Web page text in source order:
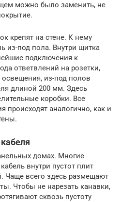
можно было заменить, не
крепят на стене. К нему
из-под пола. Внутри щитка
подключения к
ответвлений на розетки,
из-под полов
длиной 200 мм. Здесь
коробки. Все
происходят аналогично, как и
домах. Многие
внутри пустот плит
Чаще всего здесь размещают
Чтобы не нарезать канавки,
сквозь пустоту